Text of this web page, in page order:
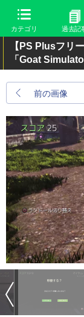
カテゴリ 過去記
【PS Plusフリ
「Goat
前の画像